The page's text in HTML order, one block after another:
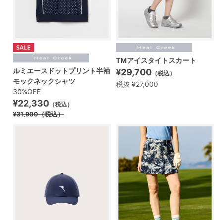
ルミエースドットプリント半袖
モックネックシャツ
30%OFF
¥22,330 （税込）
¥31,900（税込）
TMアイスタイトスカート
¥29,700 （税込）
税抜 ¥27,000